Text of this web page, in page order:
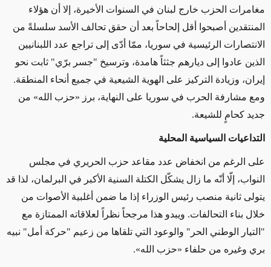
مغامرات الحزب خارج لبنان في السنوات الأخيرة، إلا أن هؤلاء
المنتقدين أصبحوا أقل إلحاحاً بعد أن حقق تحالف الأسد سلسلةً من
الانتصارات الرئيسية في سوريا، ممّا أدّى إلى تراجع عدد اللبنانيين
الذين عادوا إلى ديارهم جثثاً هامدة، وترسيخ "جسر برّي" ثابت نحو
إيران، وزيادة التركيز على الهوية الشيعية في جميع أنحاء المنطقة.
ومع مشارفة الحرب في سوريا على النهاية، برز «حزب الله» من
جديد كحامٍ للشيعة.
التداعيات السياسية المحلية
على الرغم من انخفاض عدد مقاعد حزب الحريري في مجلس
النواب، إلّا أنّه ما زال يشكّل الكتلة السنية الأكبر في البرلمان، لذا قد
يتولى ثانية منصب رئيس الوزراء إذا ما ضمن أغلبية الأصوات من
خلال بناء التحالفات. ويبدو هذا مرجحاً نظراً لعلاقاته الممتازة مع
"التيار الوطني الحر" والوعود التي تلقاها من زعيم "حركة أمل" نبيه
بري وغيره من حلفاء «حزب الله».